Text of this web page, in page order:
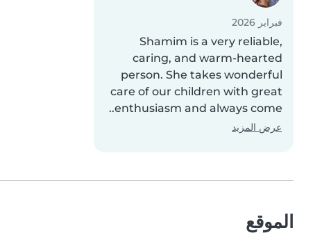
فبراير 2026
Shamim is a very reliable,
caring, and warm-hearted
person. She takes wonderful
care of our children with great
enthusiasm and always come..
عرض المزيد
الموقع